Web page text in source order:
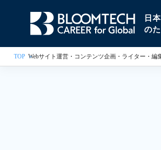
日
の
TOP Webサイト運営・コンテンツ企画・ライター・編